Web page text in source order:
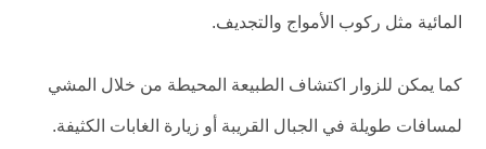
المائية مثل ركوب الأمواج والتجديف.
كما يمكن للزوار اكتشاف الطبيعة المحيطة من خلال المشي
لمسافات طويلة في الجبال القريبة أو زيارة الغابات الكثيفة.